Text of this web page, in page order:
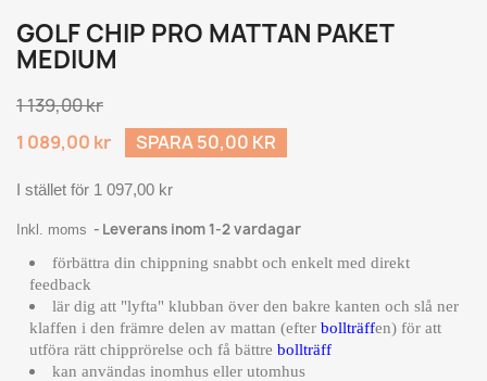
GOLF CHIP PRO MATTAN PAKET
MEDIUM
1 139,00 kr
1 089,00 kr
SPARA 50,00 KR
I stället för 1 097,00 kr
Inkl. moms Leverans inom 1-2 vardagar
förbättra din chippning snabbt och enkelt med direkt
feedback
lär dig att "lyfta" klubban över den bakre kanten och slå ner
klaffen i den främre delen av mattan (efter bollträffen) för att
utföra rätt chipprörelse och få bättre bollträff
kan användas inomhus eller utomhus